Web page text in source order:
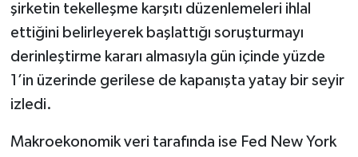
şirketin tekelleşme karşıtı düzenlemeleri ihlal
ettiğini belirleyerek başlattığı soruşturmayı
derinleştirme kararı almasıyla gün içinde yüzde
1’in üzerinde gerilese de kapanışta yatay bir seyir
izledi.
Makroekonomik veri tarafında ise Fed New York